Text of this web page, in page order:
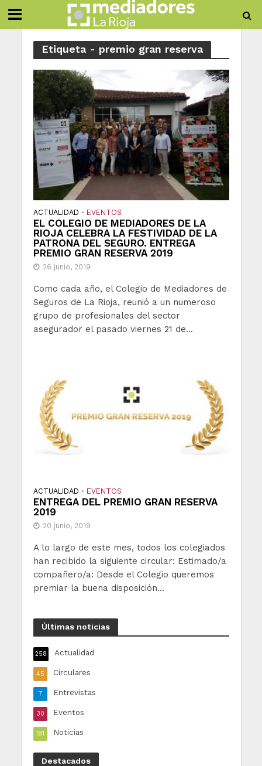
Etiqueta - premio gran reserva
ACTUALIDAD • EVENTOS
EL COLEGIO DE MEDIADORES DE LA
RIOJA CELEBRA LA FESTIVIDAD DE LA
PATRONA DEL SEGURO. ENTREGA
PREMIO GRAN RESERVA 2019
26 junio, 2019
Como cada año, el Colegio de Mediadores de
Seguros de La Rioja, reunió a un numeroso
grupo de profesionales del sector
asegurador el pasado viernes 21 de...
ACTUALIDAD • EVENTOS
ENTREGA DEL PREMIO GRAN RESERVA
2019
20 junio, 2019
A lo largo de este mes, todos los colegiados
han recibido la siguiente circular: Estimado/a
compañero/a: Desde el Colegio queremos
premiar la buena disposición...
Últimas noticias
Actualidad
258
Circulares
45
Entrevistas
7
Eventos
30
Noticias
181
Destacados